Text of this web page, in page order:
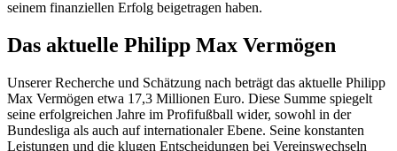
seinem finanziellen Erfolg beigetragen haben.
Das aktuelle Philipp Max Vermögen
Unserer Recherche und Schätzung nach beträgt das aktuelle Philipp
Max Vermögen etwa 17,3 Millionen Euro. Diese Summe spiegelt
seine erfolgreichen Jahre im Profifußball wider, sowohl in der
Bundesliga als auch auf internationaler Ebene. Seine konstanten
Leistungen und die klugen Entscheidungen bei Vereinswechseln